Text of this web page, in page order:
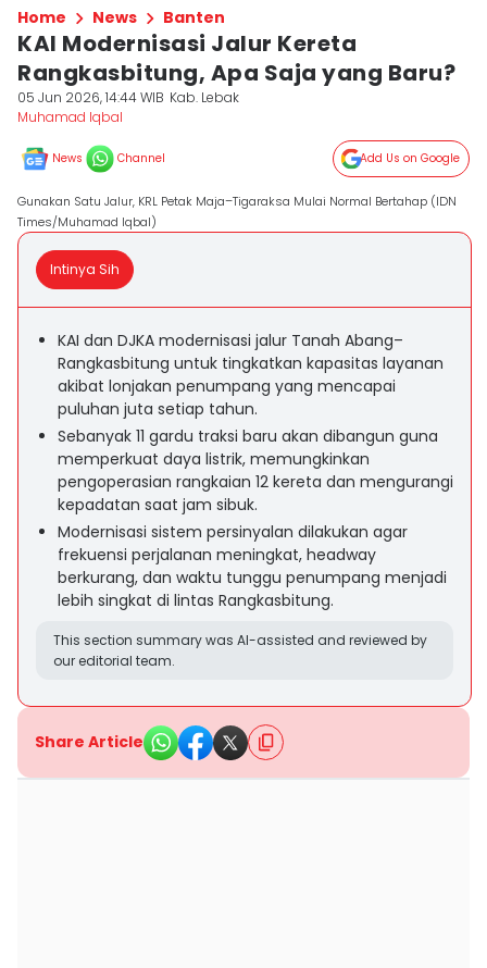
Home News Banten
KAI Modernisasi Jalur Kereta
Rangkasbitung, Apa Saja yang Baru?
05 Jun 2026, 14:44 WIB Kab. Lebak
Muhamad Iqbal
News Channel Add Us on Google
Gunakan Satu Jalur, KRL Petak Maja–Tigaraksa Mulai Normal Bertahap (IDN
Times/Muhamad Iqbal)
Intinya Sih
KAI dan DJKA modernisasi jalur Tanah Abang–
Rangkasbitung untuk tingkatkan kapasitas layanan
akibat lonjakan penumpang yang mencapai
puluhan juta setiap tahun.
Sebanyak 11 gardu traksi baru akan dibangun guna
memperkuat daya listrik, memungkinkan
pengoperasian rangkaian 12 kereta dan mengurangi
kepadatan saat jam sibuk.
Modernisasi sistem persinyalan dilakukan agar
frekuensi perjalanan meningkat, headway
berkurang, dan waktu tunggu penumpang menjadi
lebih singkat di lintas Rangkasbitung.
This section summary was AI-assisted and reviewed by
our editorial team.
Share Article